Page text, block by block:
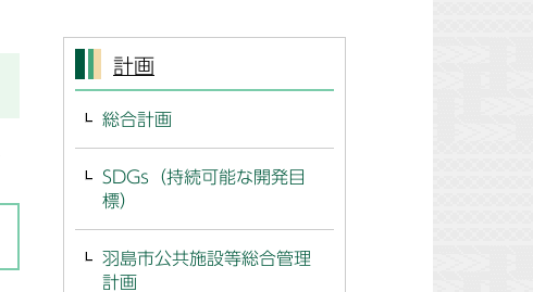
計画
総合計画
SDGs（持続可能な開発目
標）
羽島市公共施設等総合管理
計画